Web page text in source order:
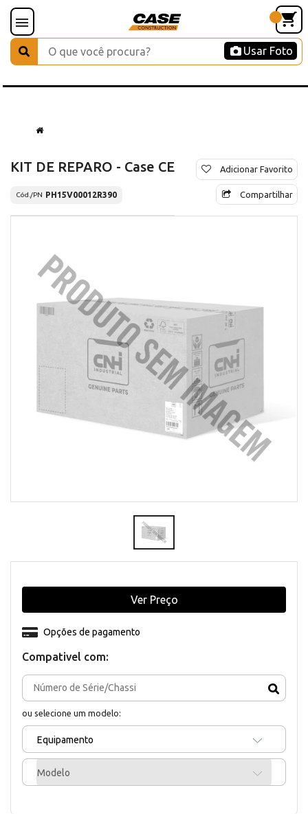
Usar Foto
KIT DE REPARO - Case CE
Cód./PN PH15V00012R390
Adicionar Favorito
Compartilhar
Compativel com:
ou selecione um modelo:
Equipamento
Modelo
Opções de pagamento
Ver Preço